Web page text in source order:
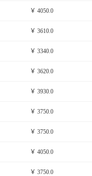
￥ 4050.0
￥ 3610.0
￥ 3340.0
￥ 3620.0
￥ 3930.0
￥ 3750.0
￥ 3750.0
￥ 4050.0
￥ 3750.0